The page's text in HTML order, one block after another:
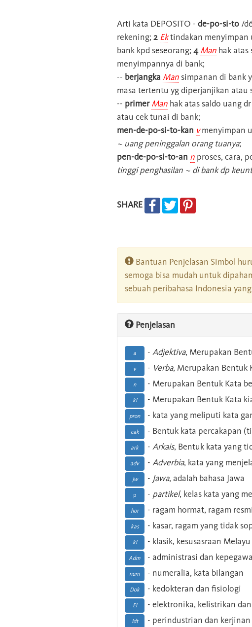
Arti kata DEPOSITO - de-po-si-to /
rekening; 2 Ektindakan menyimpan
bank kpd seseorang; 4 Man hak atas
menyimpannya di bank;
-- berjangka Man simpanan di bank
masa tertentu yg diperjanjikan atau
-- primer Man hak atas saldo uang
atau cek tunai di bank;
men-de-po-si-to-kan vmenyimpan
~ uang peninggalan orang tuanya;
pen-de-po-si-to-an n proses, cara,
tinggi penghasilan ~ di bank dp
SHARE
Bantuan Penjelasan Simbol
semoga bisa mudah untuk
sebuah peribahasa Indonesia
Penjelasan
a - Adjektiva, Merupakan
v - Verba, Merupakan Bentuk
n - Merupakan Bentuk Kata
ki - Merupakan Bentuk Kata
pron - kata yang meliputi kata
cak - Bentuk kata percakapan
ark - Arkais, Bentuk kata yang
adv - Adverbia, kata yang
Jw - Jawa, adalah bahasa Jawa
p - partikel, kelas kata yang
hor - ragam hormat, ragam resmi
kas - kasar, ragam yang tidak
kl - klasik, kesusasraan
Adm - administrasi dan
num - numeralia, kata bilangan
Dok - kedokteran dan fisiologi
El - elektronika, kelistrikan
Idt - perindustrian dan kerjinan